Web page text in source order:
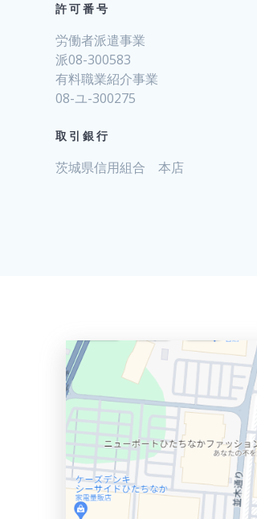
許可番号
労働者派遣事業
派08-300583
有料職業紹介事業
08-ユ-300275
取引銀行
茨城県信用組合 本店